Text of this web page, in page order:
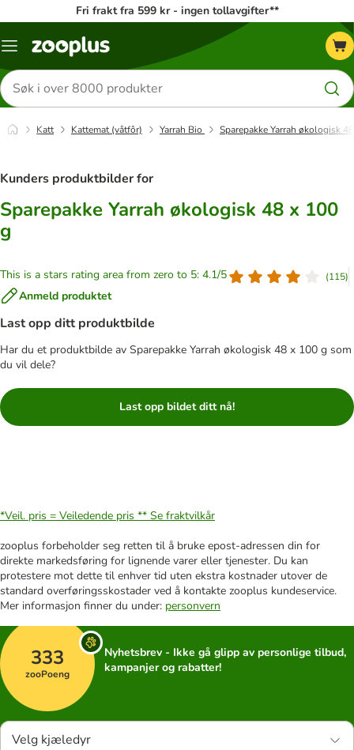
Fri frakt fra 599 kr - ingen tollavgifter**
Katalogmeny
Søk
etter
produkter
Katt Kattemat (våtfôr) Yarrah Bio Sparepakke Yarrah økologisk
Kunders produktbilder for
Sparepakke Yarrah økologisk 48 x 100
g
This is a stars rating area from zero to 5: 4.1/5 (115)
Anmeld produktet
Last opp ditt produktbilde
Har du et produktbilde av Sparepakke Yarrah økologisk 48 x 100 g som
du vil dele?
Last opp bildet ditt nå!
*Veil. pris = Veiledende pris ** Se fraktvilkår
zooplus forbeholder seg retten til å bruke epost-adressen din for
direkte markedsføring for lignende varer eller tjenester. Du kan
protestere mot dette til enhver tid uten ekstra kostnader utover de
standard overføringsskostader ved å kontakte zooplus kundeservice.
Mer informasjon finner du under: personvern
333
zooPoeng
Nyhetsbrev - Ikke gå glipp av personlige tilbud,
kampanjer og rabatter!
Velg kjæledyr